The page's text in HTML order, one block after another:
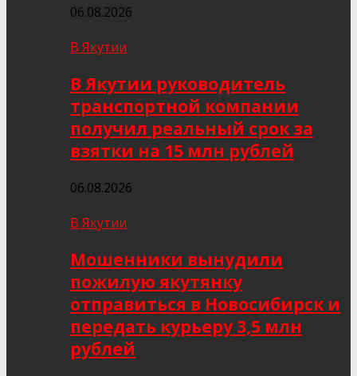
06.08.2026
В Якутии
В Якутии руководитель
транспортной компании
получил реальный срок за
взятки на 15 млн рублей
06.08.2026
В Якутии
Мошенники вынудили
пожилую якутянку
отправиться в Новосибирск и
передать курьеру 3,5 млн
рублей